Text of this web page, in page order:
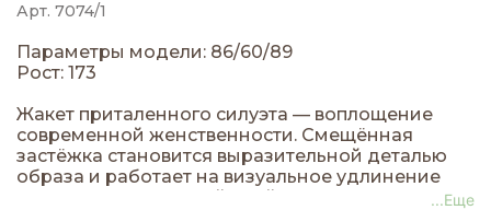
Арт. 7074/1
Параметры модели: 86/60/89
Рост: 173
Жакет приталенного силуэта — воплощение
современной женственности. Смещённая
застёжка становится выразительной деталью
образа и работает на визуальное удлинение
силуэта. Приталенный крой деликатно
...Еще